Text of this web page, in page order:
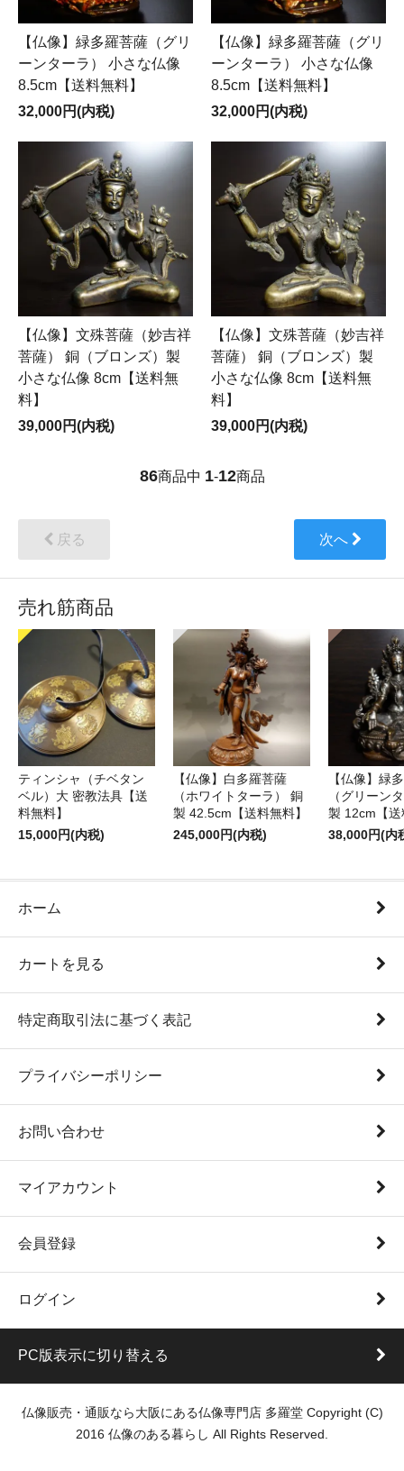
【仏像】緑多羅菩薩（グリ
ーンターラ） 小さな仏像
8.5cm【送料無料】
32,000円(内税)
【仏像】緑多羅菩薩（グリ
ーンターラ） 小さな仏像
8.5cm【送料無料】
32,000円(内税)
【仏像】文殊菩薩（妙吉祥
菩薩） 銅（ブロンズ）製
小さな仏像 8cm【送料無
料】
39,000円(内税)
【仏像】文殊菩薩（妙吉祥
菩薩） 銅（ブロンズ）製
小さな仏像 8cm【送料無
料】
39,000円(内税)
86商品中 1-12商品
戻る 次へ
売れ筋商品
ティンシャ（チベタン
ベル）大 密教法具【送
料無料】
15,000円(内税)
【仏像】白多羅菩薩
（ホワイトターラ） 銅
製 42.5cm【送料無料】
245,000円(内税)
【仏像】緑
（グリーン
製 12cm【
38,000円(内
ホーム
カートを見る
特定商取引法に基づく表記
プライバシーポリシー
お問い合わせ
マイアカウント
会員登録
ログイン
PC版表示に切り替える
仏像販売・通販なら大阪にある仏像専門店 多羅堂 Copyright (C)
2016 仏像のある暮らし All Rights Reserved.